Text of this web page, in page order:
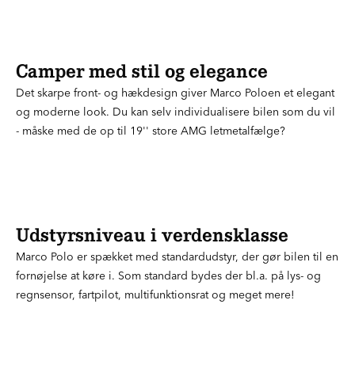
Camper med stil og elegance
Det skarpe front- og hækdesign giver Marco Poloen et elegant
og moderne look. Du kan selv individualisere bilen som du vil
- måske med de op til 19'' store AMG letmetalfælge?
Udstyrsniveau i verdensklasse
Marco Polo er spækket med standardudstyr, der gør bilen til en
fornøjelse at køre i. Som standard bydes der bl.a. på lys- og
regnsensor, fartpilot, multifunktionsrat og meget mere!